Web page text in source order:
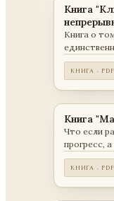
Книга
Книга о
КНИГА · PDF
Книга
Что если
прогресс,
КНИГА · PDF